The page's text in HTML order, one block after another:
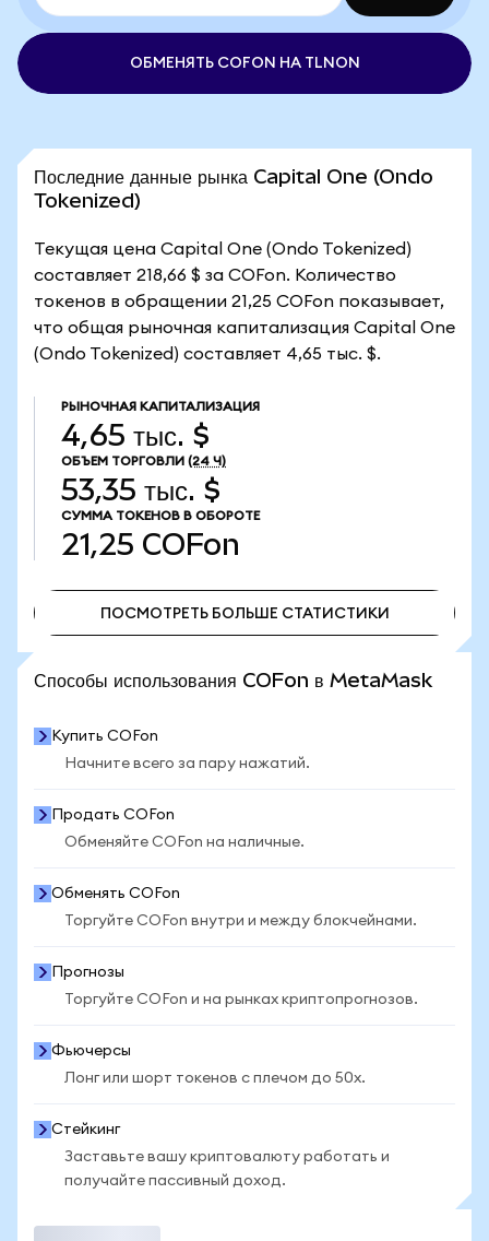
ОБМЕНЯТЬ COFON НА TLNON
Последние данные рынка Capital One (Ondo
Tokenized)
Текущая цена Capital One (Ondo Tokenized)
составляет 218,66 $ за COFon. Количество
токенов в обращении 21,25 COFon показывает,
что общая рыночная капитализация Capital One
(Ondo Tokenized) составляет 4,65 тыс. $.
РЫНОЧНАЯ КАПИТАЛИЗАЦИЯ
4,65 тыс. $
ОБЪЕМ ТОРГОВЛИ (24 Ч)
53,35 тыс. $
СУММА ТОКЕНОВ В ОБОРОТЕ
21,25 COFon
ПОСМОТРЕТЬ БОЛЬШЕ СТАТИСТИКИ
Способы использования COFon в MetaMask
Купить COFon
Начните всего за пару нажатий.
Продать COFon
Обменяйте COFon на наличные.
Обменять COFon
Торгуйте COFon внутри и между блокчейнами.
Прогнозы
Торгуйте COFon и на рынках криптопрогнозов.
Фьючерсы
Лонг или шорт токенов с плечом до 50x.
Стейкинг
Заставьте вашу криптовалюту работать и
получайте пассивный доход.